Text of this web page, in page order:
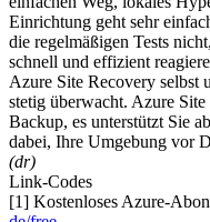
Einrichtung geht sehr
die regelmäßigen Tests
schnell und effizient
Azure Site Recovery selbst
stetig überwacht. Azure
Backup, es unterstützt Sie
dabei, Ihre Umgebung vor
(dr)
Link-Codes
[1] Kostenloses Azure-